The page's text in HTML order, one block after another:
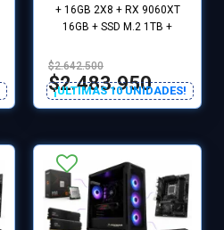
+ 16GB 2X8 + RX 9060XT
16GB + SSD M.2 1TB +
GAMER RGB
$2.642.500
$2.483.950
¡ULTIMAS 10 UNIDADES!